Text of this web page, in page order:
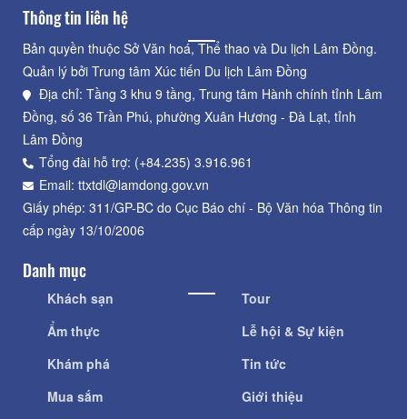
Thông tin liên hệ
Bản quyền thuộc Sở Văn hoá, Thể thao và Du lịch Lâm Đồng.
Quản lý bởi Trung tâm Xúc tiến Du lịch Lâm Đồng
Địa chỉ: Tầng 3 khu 9 tầng, Trung tâm Hành chính tỉnh Lâm
Đồng, số 36 Trần Phú, phường Xuân Hương - Đà Lạt, tỉnh
Lâm Đồng
Tổng đài hỗ trợ: (+84.235) 3.916.961
Email: ttxtdl@lamdong.gov.vn
Giấy phép: 311/GP-BC do Cục Báo chí - Bộ Văn hóa Thông tin
cấp ngày 13/10/2006
Danh mục
Khách sạn
Ẩm thực
Khám phá
Mua sắm
Tour
Lễ hội & Sự kiện
Tin tức
Giới thiệu